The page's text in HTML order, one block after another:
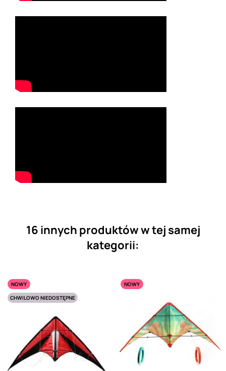
16 innych produktów w tej samej
kategorii:
NOWY
CHWILOWO NIEDOSTĘPNE
NOWY